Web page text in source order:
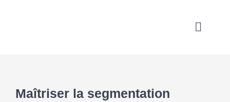
Toggle
Maîtriser la segmentation